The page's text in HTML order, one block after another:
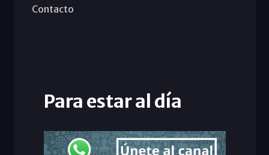
Contacto
Para estar al día